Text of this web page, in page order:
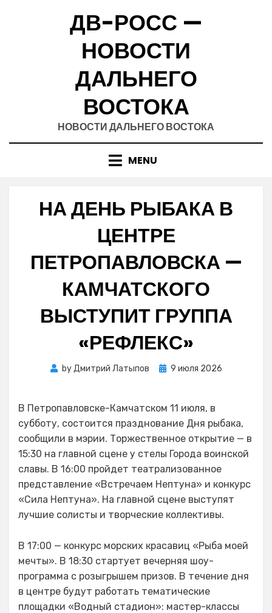
ДВ-РОСС —
НОВОСТИ
ДАЛЬНЕГО
ВОСТОКА
НОВОСТИ ДАЛЬНЕГО ВОСТОКА
MENU
НА ДЕНЬ РЫБАКА В
ЦЕНТРЕ
ПЕТРОПАВЛОВСКА —
КАМЧАТСКОГО
ВЫСТУПИТ ГРУППА
«РЕФЛЕКС»
byДмитрий Латыпов
Posted
9 июля 2026
В Петропавловске-Камчатском 11 июля, в
субботу, состоится празднование Дня рыбака,
сообщили в мэрии. Торжественное открытие — в
15:30 на главной сцене у стелы Города воинской
славы. В 16:00 пройдет театрализованное
представление «Встречаем Нептуна» и конкурс
«Сила Нептуна». На главной сцене выступят
лучшие солисты и творческие коллективы.
В 17:00 — конкурс морских красавиц «Рыба моей
мечты». В 18:30 стартует вечерняя шоу-
программа с розыгрышем призов. В течение дня
в центре будут работать тематические
площадки «Водный стадион»: мастер-классы